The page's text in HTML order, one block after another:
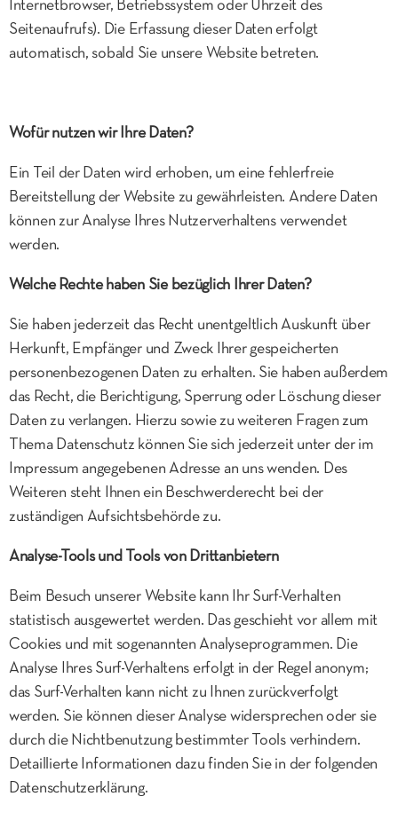
Internetbrowser, Betriebssystem oder Uhrzeit des
Seitenaufrufs). Die Erfassung dieser Daten erfolgt
automatisch, sobald Sie unsere Website betreten.
Wofür nutzen wir Ihre Daten?
Ein Teil der Daten wird erhoben, um eine fehlerfreie
Bereitstellung der Website zu gewährleisten. Andere Daten
können zur Analyse Ihres Nutzerverhaltens verwendet
werden.
Welche Rechte haben Sie bezüglich Ihrer Daten?
Sie haben jederzeit das Recht unentgeltlich Auskunft über
Herkunft, Empfänger und Zweck Ihrer gespeicherten
personenbezogenen Daten zu erhalten. Sie haben außerdem
das Recht, die Berichtigung, Sperrung oder Löschung dieser
Daten zu verlangen. Hierzu sowie zu weiteren Fragen zum
Thema Datenschutz können Sie sich jederzeit unter der im
Impressum angegebenen Adresse an uns wenden. Des
Weiteren steht Ihnen ein Beschwerderecht bei der
zuständigen Aufsichtsbehörde zu.
Analyse-Tools und Tools von Drittanbietern
Beim Besuch unserer Website kann Ihr Surf-Verhalten
statistisch ausgewertet werden. Das geschieht vor allem mit
Cookies und mit sogenannten Analyseprogrammen. Die
Analyse Ihres Surf-Verhaltens erfolgt in der Regel anonym;
das Surf-Verhalten kann nicht zu Ihnen zurückverfolgt
werden. Sie können dieser Analyse widersprechen oder sie
durch die Nichtbenutzung bestimmter Tools verhindern.
Detaillierte Informationen dazu finden Sie in der folgenden
Datenschutzerklärung.